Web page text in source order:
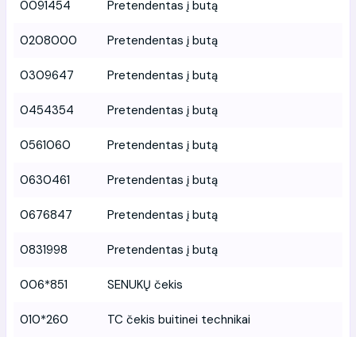
0091454 Pretendentas į butą
0208000 Pretendentas į butą
0309647 Pretendentas į butą
0454354 Pretendentas į butą
0561060 Pretendentas į butą
0630461 Pretendentas į butą
0676847 Pretendentas į butą
0831998 Pretendentas į butą
006*851 SENUKŲ čekis
010*260 TC čekis buitinei technikai